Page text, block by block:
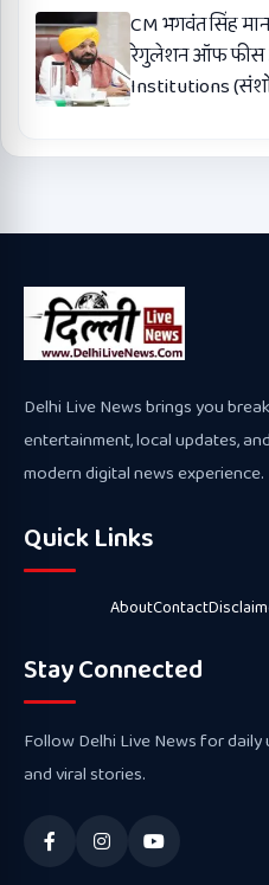
CM भगवंत सिंह मान
रेगुलेशन ऑफ फीस
Institutions
Delhi Live News brings you
entertainment, local updates,
modern digital news experience.
Quick Links
AboutContact
Stay Connected
Follow Delhi Live News for
and viral stories.